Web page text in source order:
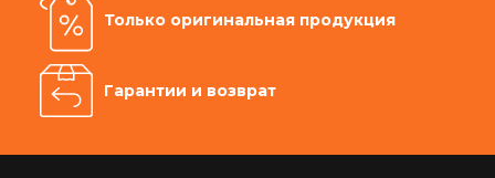
Только оригинальная продукция
Гарантии и возврат